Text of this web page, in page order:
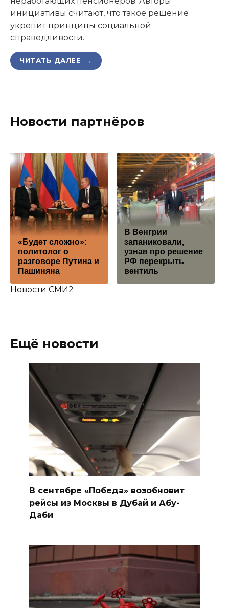
инициативы считают, что такое решение
укрепит принципы социальной
справедливости.
ЧИТАТЬ ДАЛЕЕ →
Новости партнёров
«Будет сложно»:
политолог о
разговоре Путина и
Пашиняна
В Венгрии
запаниковали,
узнав про решение
РФ перекрыть
вентиль
Новости СМИ2
Ещё новости
В сентябре «Победа» возобновит
рейсы из Москвы в Дубай и Абу-
Даби